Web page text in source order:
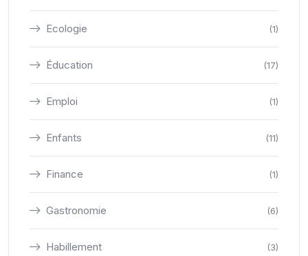
Ecologie (1)
Éducation (17)
Emploi (1)
Enfants (11)
Finance (1)
Gastronomie (6)
Habillement (3)